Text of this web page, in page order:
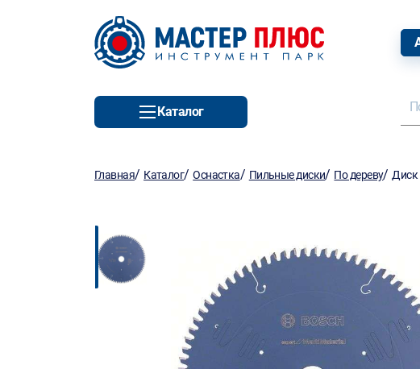
Каталог
Главная/ Каталог/Оснастка/ Пильные диски/ По дереву/Диск